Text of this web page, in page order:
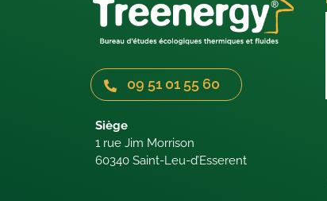
09 51 01 55 60
Siège
1 rue Jim Morrison
60340 Saint-Leu-d’Esserent